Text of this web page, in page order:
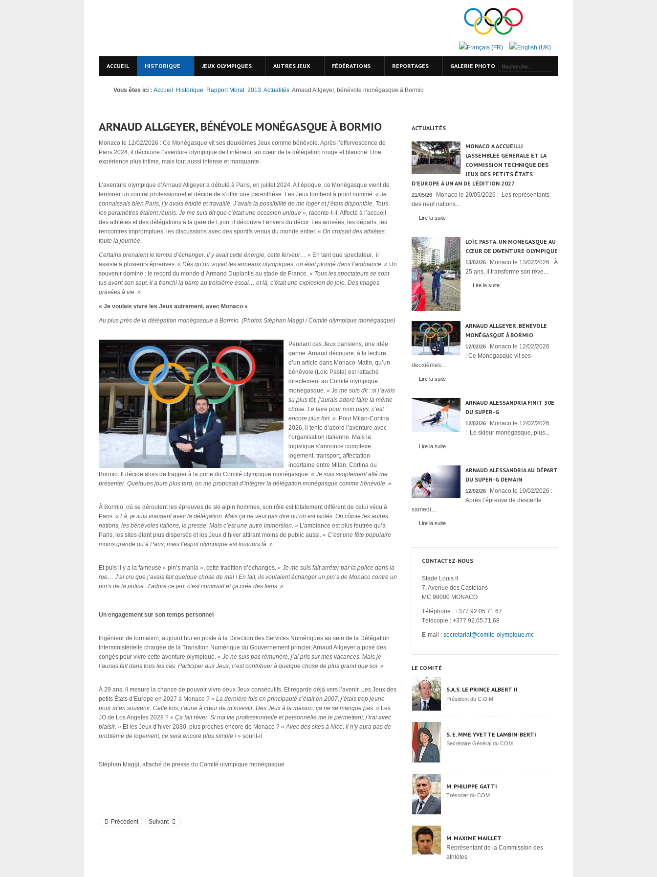
ACCUEIL HISTORIQUE JEUX OLYMPIQUES AUTRES JEUX FÉDÉRATIONS REPORTAGES GALERIE PHOTO
Vous êtes ici : Accueil Historique Rapport Moral 2013 Actualités Arnaud Allgeyer, bénévole monégasque à Bormio
ARNAUD ALLGEYER, BÉNÉVOLE MONÉGASQUE À BORMIO
Monaco le 12/02/2026 : Ce Monégasque vit ses deuxièmes Jeux comme bénévole. Après l’effervescence de
Paris 2024, il découvre l’aventure olympique de l’intérieur, au cœur de la délégation rouge et blanche. Une
expérience plus intime, mais tout aussi intense et marquante.
L’aventure olympique d’Arnaud Allgeyer a débuté à Paris, en juillet 2024. A l’époque, ce Monégasque vient de
terminer un contrat professionnel et décide de s’offrir une parenthèse. Les Jeux tombent à point nommé. « Je
connaissais bien Paris, j’y avais étudié et travaillé. J’avais la possibilité de me loger et j’étais disponible. Tous
les paramètres étaient réunis. Je me suis dit que c’était une occasion unique », raconte-t-il. Affecté à l’accueil
des athlètes et des délégations à la gare de Lyon, il découvre l’envers du décor. Les arrivées, les départs, les
rencontres impromptues, les discussions avec des sportifs venus du monde entier. « On croisait des athlètes
toute la journée.
Certains prenaient le temps d’échanger. Il y avait cette énergie, cette ferveur… » En tant que spectateur, il
assiste à plusieurs épreuves. « Dès qu’on voyait les anneaux olympiques, on était plongé dans l’ambiance. » Un
souvenir domine : le record du monde d’Armand Duplantis au stade de France. « Tous les spectateurs se sont
tus avant son saut. Il a franchi la barre au troisième essai… et là, c’était une explosion de joie. Des images
gravées à vie. »
« Je voulais vivre les Jeux autrement, avec Monaco »
Au plus près de la délégation monégasque à Bormio. (Photos Stéphan Maggi / Comité olympique monégasque)
Pendant ces Jeux parisiens, une idée
germe. Arnaud découvre, à la lecture
d’un article dans Monaco-Matin, qu’un
bénévole (Loïc Pasta) est rattaché
directement au Comité olympique
monégasque. « Je me suis dit : si j’avais
su plus tôt, j’aurais adoré faire la même
chose. Le faire pour mon pays, c’est
encore plus fort. » Pour Milan-Cortina
2026, il tente d’abord l’aventure avec
l’organisation italienne. Mais la
logistique s’annonce complexe :
logement, transport, affectation
incertaine entre Milan, Cortina ou
Bormio. Il décide alors de frapper à la porte du Comité olympique monégasque. « Je suis simplement allé me
présenter. Quelques jours plus tard, on me proposait d’intégrer la délégation monégasque comme bénévole. »
À Bormio, où se déroulent les épreuves de ski alpin hommes, son rôle est totalement différent de celui vécu à
Paris. « Là, je suis vraiment avec la délégation. Mais ça ne veut pas dire qu’on est isolés. On côtoie les autres
nations, les bénévoles italiens, la presse. Mais c’est une autre immersion. » L’ambiance est plus feutrée qu’à
Paris, les sites étant plus dispersés et les Jeux d’hiver attirant moins de public aussi. « C’est une fête populaire
moins grande qu’à Paris, mais l’esprit olympique est toujours là. »
Et puis il y a la fameuse « pin’s mania », cette tradition d’échanges. « Je me suis fait arrêter par la police dans la
rue… J’ai cru que j’avais fait quelque chose de mal ! En fait, ils voulaient échanger un pin’s de Monaco contre un
pin’s de la police. J’adore ce jeu, c’est convivial et ça crée des liens. »
Un engagement sur son temps personnel
Ingénieur de formation, aujourd’hui en poste à la Direction des Services Numériques au sein de la Délégation
Interministérielle chargée de la Transition Numérique du Gouvernement princier, Arnaud Allgeyer a posé des
congés pour vivre cette aventure olympique. « Je ne suis pas rémunéré, j’ai pris sur mes vacances. Mais je
l’aurais fait dans tous les cas. Participer aux Jeux, c’est contribuer à quelque chose de plus grand que soi. »
À 29 ans, il mesure la chance de pouvoir vivre deux Jeux consécutifs. Et regarde déjà vers l’avenir. Les Jeux des
petits États d’Europe en 2027 à Monaco ? « La dernière fois en principauté c’était en 2007, j’étais trop jeune
pour m’en souvenir. Cette fois, j’aurai à cœur de m’investir. Des Jeux à la maison, ça ne se manque pas. » Les
JO de Los Angeles 2028 ? « Ça fait rêver. Si ma vie professionnelle et personnelle me le permettent, j’irai avec
plaisir. » Et les Jeux d’hiver 2030, plus proches encore de Monaco ? « Avec des sites à Nice, il n’y aura pas de
problème de logement, ce sera encore plus simple ! » sourit-il.
Stéphan Maggi, attaché de presse du Comité olympique monégasque
Précédent Suivant
ACTUALITÉS
MONACO A ACCUEILLI
L’ASSEMBLÉE GÉNÉRALE ET LA
COMMISSION TECHNIQUE DES
JEUX DES PETITS ÉTATS
D’EUROPE À UN AN DE L’ÉDITION 2027
21/05/26
Monaco le 20/05/2026 : Les représentants
des neuf nations...
Lire la suite
LOÏC PASTA, UN MONÉGASQUE AU
CŒUR DE L’AVENTURE OLYMPIQUE
13/02/26
Monaco le 13/02/2026 : À
25 ans, il transforme son rêve...
Lire la suite
ARNAUD ALLGEYER, BÉNÉVOLE
MONÉGASQUE À BORMIO
12/02/26
Monaco le 12/02/2026
: Ce Monégasque vit ses
deuxièmes...
Lire la suite
ARNAUD ALESSANDRIA FINIT 30E
DU SUPER-G
12/02/26
Monaco le 12/02/2026
: Le skieur monégasque, plus...
Lire la suite
ARNAUD ALESSANDRIA AU DÉPART
DU SUPER-G DEMAIN
12/02/26
Monaco le 10/02/2026 :
Après l’épreuve de descente
samedi,...
Lire la suite
CONTACTEZ-NOUS
Stade Louis II
7, Avenue des Castelans
MC 98000 MONACO
Téléphone : +377 92.05.71.67
Télécopie : +377 92.05.71.68
E-mail : secretariat@comite-olympique.mc
LE COMITÉ
S.A.S. LE PRINCE ALBERT II
Président du C.O.M.
S. E. MME YVETTE LAMBIN-BERTI
Secrétaire Général du COM
M. PHILIPPE GATTI
Trésorier du COM
M. MAXIME MAILLET
Représentant de la Commission des
athlètes